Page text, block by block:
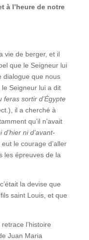
à l’heure de notre
vie de berger, et il
que le Seigneur lui
dialogue que nous
Seigneur lui a dit
feras sortir d’Égypte
il a cherché à
qu’il n’avait
ni d’avant-
le courage d’aller
les épreuves de la
, c’était la devise que
saint Louis, et que
l’histoire
Juan Maria